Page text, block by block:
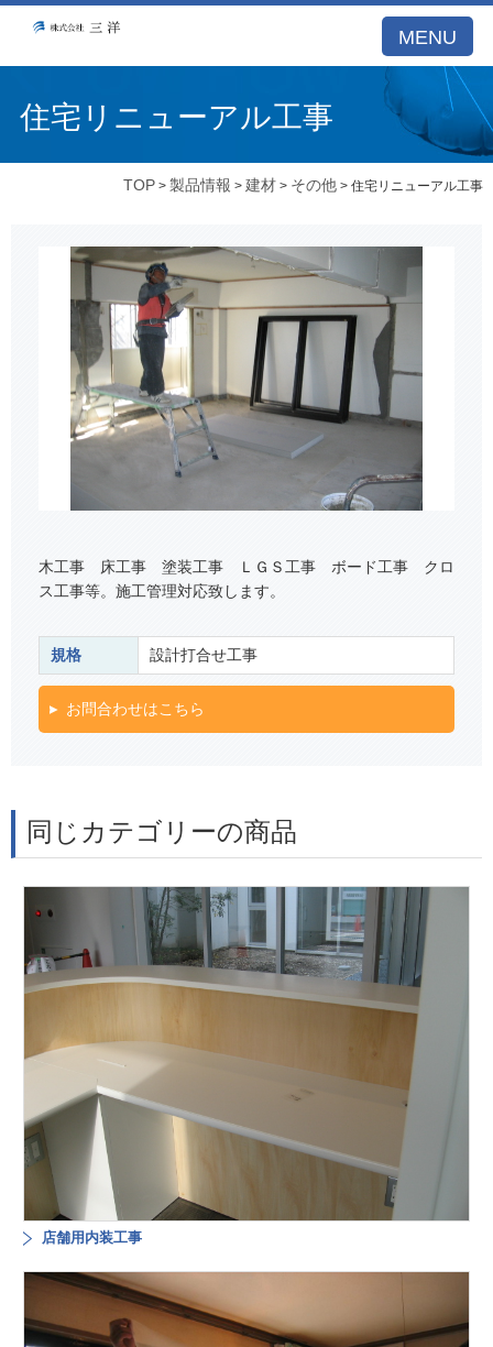
MENU
住宅リニューアル工事
TOP >製品情報 > 建材 > その他 > 住宅リニューアル工事
木工事 床工事 塗装工事 ＬＧＳ工事 ボード工事 クロ
ス工事等。施工管理対応致します。
規格 設計打合せ工事
お問合わせはこちら
同じカテゴリーの商品
店舗用内装工事